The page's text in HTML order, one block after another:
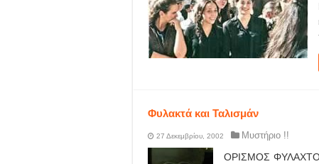
Φυλακτά και Ταλισμάν
27 Δεκεμβρίου, 2002 Μυστήριο !!
ΟΡΙΣΜΟΣ ΦΥΛΑΧΤΟΥ